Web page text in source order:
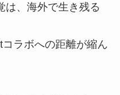
は、海外で生き残る
ラボへの距離が縮ん